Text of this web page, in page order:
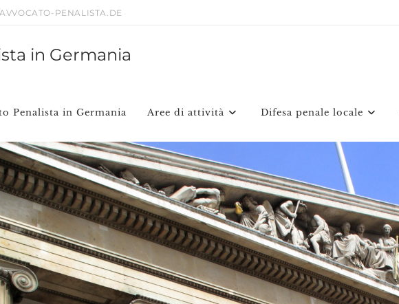
PENALISTA.DE
in Germania
Penalista in Germania Aree di attività Difesa penale locale